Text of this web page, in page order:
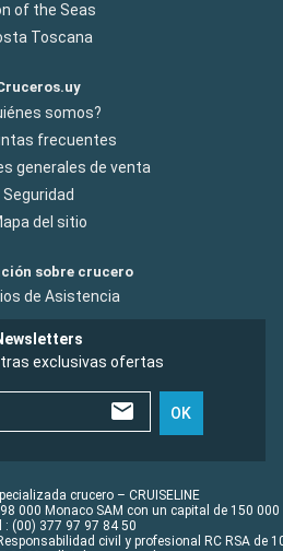
of the Seas
Toscana
somos?
frecuentes
generales de venta
Seguridad
del sitio
sobre crucero
de Asistencia
exclusivas ofertas
OK
crucero – CRUISELINE
000 Monaco SAM con un capital de 150 000
: (00) 377 97 97 84 50
civil y profesional RC RSA de